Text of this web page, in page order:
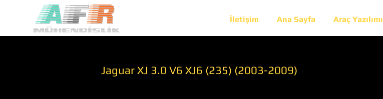
İletişim Ana Sayfa Araç Yazılımı
Jaguar XJ 3.0 V6 XJ6 (235) (2003-2009)